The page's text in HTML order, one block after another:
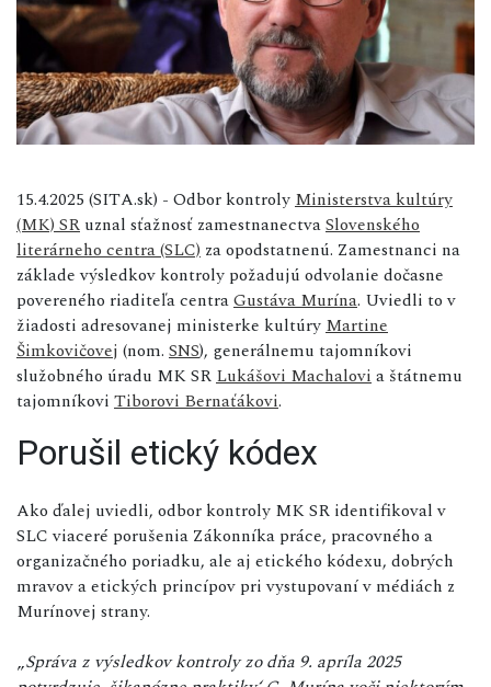
15.4.2025 (SITA.sk) - Odbor kontroly Ministerstva kultúry
(MK) SR uznal sťažnosť zamestnanectvaSlovenského
literárneho centra (SLC) za opodstatnenú. Zamestnanci na
základe výsledkov kontroly požadujú odvolanie dočasne
povereného riaditeľa centraGustáva Murína. Uviedli to v
žiadosti adresovanej ministerke kultúry Martine
Šimkovičovej (nom. SNS), generálnemu tajomníkovi
služobného úradu MK SR Lukášovi Machalovi a štátnemu
tajomníkovi Tiborovi Bernaťákovi.
Porušil etický kódex
Ako ďalej uviedli, odbor kontroly MK SR identifikoval v
SLC viaceré porušenia Zákonníka práce, pracovného a
organizačného poriadku, ale aj etického kódexu, dobrých
mravov a etických princípov pri vystupovaní v médiách z
Murínovej strany.
„Správa z výsledkov kontroly zo dňa 9. apríla 2025